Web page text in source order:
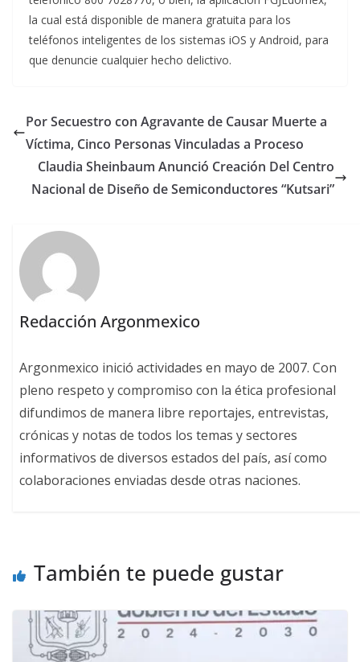
la cual está disponible de manera gratuita para los
teléfonos inteligentes de los sistemas iOS y Android, para
que denuncie cualquier hecho delictivo.
Por Secuestro con Agravante de Causar Muerte a
Víctima, Cinco Personas Vinculadas a Proceso
Claudia Sheinbaum Anunció Creación Del Centro
Nacional de Diseño de Semiconductores “Kutsari”
Redacción Argonmexico
Argonmexico inició actividades en mayo de 2007. Con
pleno respeto y compromiso con la ética profesional
difundimos de manera libre reportajes, entrevistas,
crónicas y notas de todos los temas y sectores
informativos de diversos estados del país, así como
colaboraciones enviadas desde otras naciones.
También te puede gustar